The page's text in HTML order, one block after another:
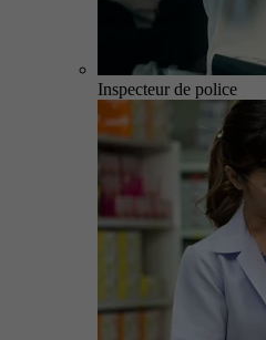
Inspecteur de police